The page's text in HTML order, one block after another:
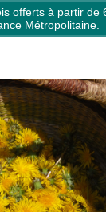
offerts à partir de
Métropolitaine.